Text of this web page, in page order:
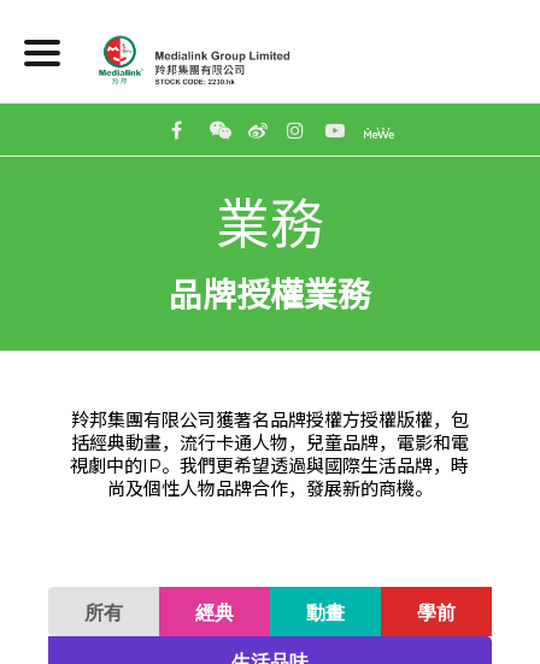
業務
品牌授權業務
羚邦集團有限公司獲著名品牌授權方授權版權，包
括經典動畫，流行卡通人物，兒童品牌，電影和電
視劇中的IP。我們更希望透過與國際生活品牌，時
尚及個性人物品牌合作，發展新的商機。
所有 經典 動畫 學前